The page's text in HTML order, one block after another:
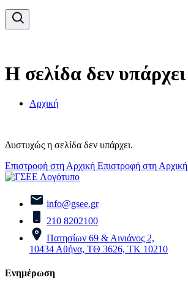
Η σελίδα δεν υπάρχει
Αρχική
Δυστυχώς η σελίδα δεν υπάρχει.
Επιστροφή στη Αρχική Επιστροφή στη Αρχική
info@gsee.gr
210 8202100
Πατησίων 69 & Αινιάνος 2,
10434 Αθήνα, ΤΘ 3626, ΤΚ 10210
Ενημέρωση